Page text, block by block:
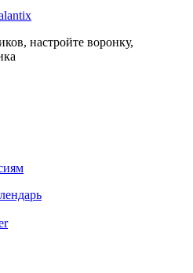
настройте воронку,